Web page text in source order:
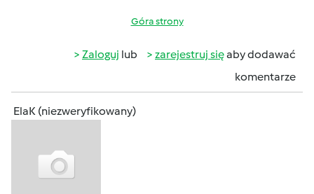
Góra strony
Zaloguj lub zarejestruj sięaby dodawać
komentarze
ElaK (niezweryfikowany)